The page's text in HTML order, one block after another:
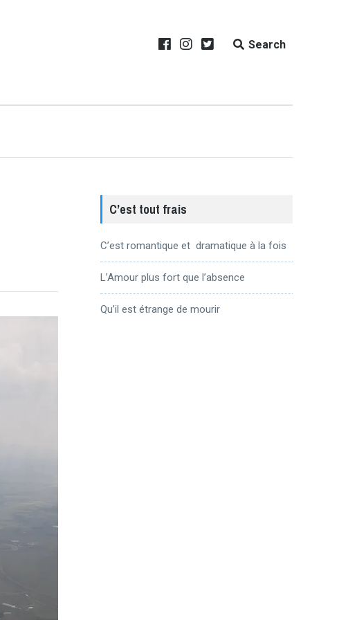
Search
C’est tout frais
C’est romantique et dramatique à la fois
L’Amour plus fort que l’absence
Qu’il est étrange de mourir